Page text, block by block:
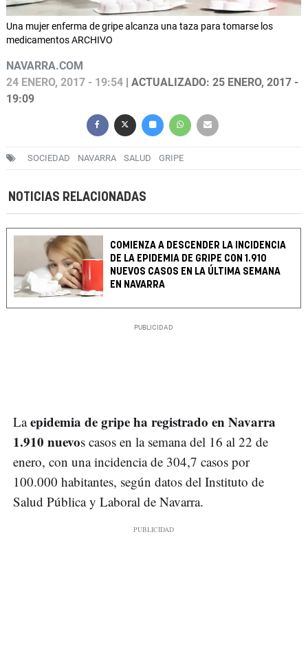
Una mujer enferma de gripe alcanza una taza para tomarse los
medicamentos ARCHIVO
NAVARRA.COM
24 ENERO, 2017 - 19:54 | ACTUALIZADO: 25 ENERO, 2017 -
19:09
SOCIEDAD NAVARRA SALUD GRIPE
NOTICIAS RELACIONADAS
COMIENZA A DESCENDER LA INCIDENCIA
DE LA EPIDEMIA DE GRIPE CON 1.910
NUEVOS CASOS EN LA ÚLTIMA SEMANA
EN NAVARRA
Laepidemia de gripe ha registrado en Navarra
1.910 nuevos casos en la semana del 16 al 22 de
enero, con una incidencia de 304,7 casos por
100.000 habitantes, según datos del Instituto de
Salud Pública y Laboral de Navarra.